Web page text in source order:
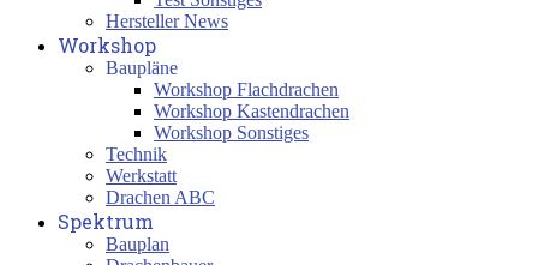
Hersteller News
Workshop
Baupläne
Workshop Flachdrachen
Workshop Kastendrachen
Workshop Sonstiges
Technik
Werkstatt
Drachen ABC
Spektrum
Bauplan